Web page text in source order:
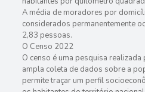
A média de moradores por
considerados permanentemente
2,83 pessoas.
O Censo 2022
O censo é uma pesquisa realizada
ampla coleta de dados sobre a
permite traçar um perfil